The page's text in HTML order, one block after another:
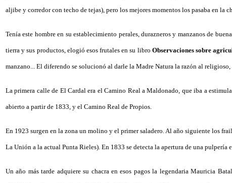
aljibe y corredor con techo de tejas), pero los mejores momentos los pasaba en la
Tenía este hombre en su establecimiento perales, durazneros y manzanos de
tierra y sus productos, elogió esos frutales en su libro Observaciones sobre
manzano... El diferendo se solucionó al darle la Madre Natura la razón al
La primera calle de El Cardal era el Camino Real a Maldonado, que iba a
abierto a partir de 1833, y el Camino Real de Propios.
En 1923 surgen en la zona un molino y el primer saladero. Al año siguiente los
La Unión a la actual Punta Rieles). En 1833 se detecta la apertura de una
Un año más tarde adquiere su chacra en esos pagos la legendaria Mauricia